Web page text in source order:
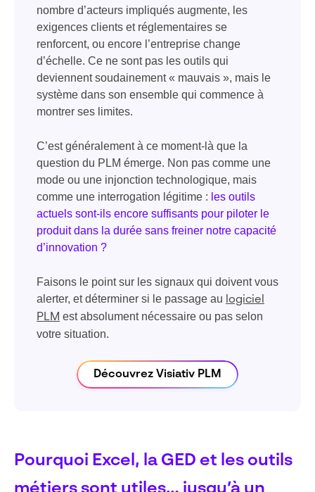
nombre d’acteurs impliqués augmente, les
exigences clients et réglementaires se
renforcent, ou encore l’entreprise change
d’échelle. Ce ne sont pas les outils qui
deviennent soudainement « mauvais », mais le
système dans son ensemble qui commence à
montrer ses limites.
C’est généralement à ce moment-là que la
question du PLM émerge. Non pas comme une
mode ou une injonction technologique, mais
comme une interrogation légitime : les outils
actuels sont-ils encore suffisants pour piloter le
produit dans la durée sans freiner notre capacité
d’innovation ?
Faisons le point sur les signaux qui doivent vous
alerter, et déterminer si le passage au logiciel
PLM est absolument nécessaire ou pas selon
votre situation.
Découvrez Visiativ PLM
Pourquoi Excel, la GED et les outils